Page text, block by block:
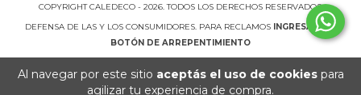
Al navegar por este sitio aceptás el uso de cookiespara
agilizar tu experiencia de compra.
COPYRIGHT CALEDECO - 2026. TODOS LOS DERECHOS RESERVADOS.
DEFENSA DE LAS Y LOS CONSUMIDORES. PARA RECLAMOS INGRESÁ ACÁ.
BOTÓN DE ARREPENTIMIENTO